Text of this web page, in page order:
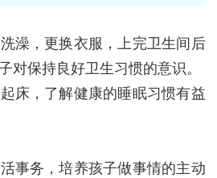
澡，更换衣服，上完卫生间后
对保持良好卫生习惯的意识。
床，了解健康的睡眠习惯有益
事务，培养孩子做事情的主动